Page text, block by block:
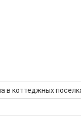
в коттеджных